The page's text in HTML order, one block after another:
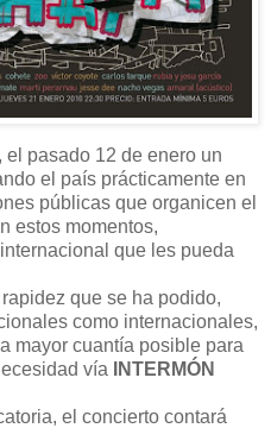
pasado 12 de enero un
el país prácticamente en
públicas que organicen el
estos momentos,
que les pueda
que se ha podido,
como internacionales,
mayor cuantía posible para
vía
INTERMÓN
el concierto contará